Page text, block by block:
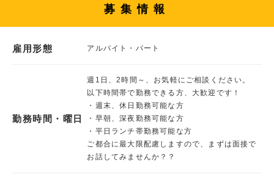
募集情報
雇用形態 アルバイト・パート
勤務時間・曜日
週1日、2時間～、お気軽にご相談ください。
以下時間帯で勤務できる方、大歓迎です！
・週末、休日勤務可能な方
・早朝、深夜勤務可能な方
・平日ランチ帯勤務可能な方
ご都合に最大限配慮しますので、まずは面接で
お話してみませんか？？